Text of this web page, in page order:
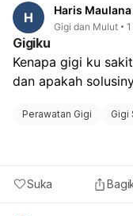
atau IGD.
jangan dikorek
kumur air
hindari
penyebabnya
H Haris Maulana
Gigi dan Mulut
Gigiku
Kenapa gigi ku
dan apakah
Perawatan Gigi Gigi
Suka